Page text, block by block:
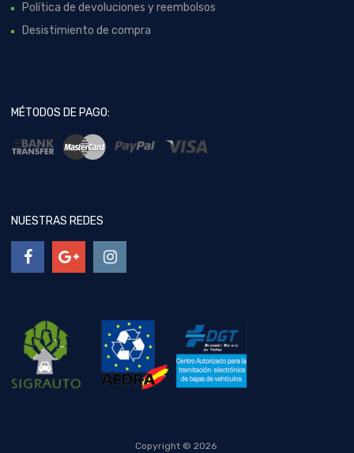
Política de devoluciones y reembolsos
Desistimiento de compra
MÉTODOS DE PAGO:
NUESTRAS REDES
Copyright © 2026